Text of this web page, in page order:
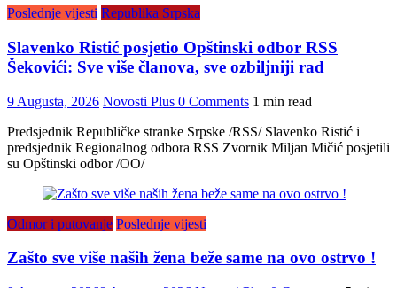
Poslednje vijesti Republika Srpska
Slavenko Ristić posjetio Opštinski odbor RSS
Šekovići: Sve više članova, sve ozbiljniji rad
9 Augusta, 2026 Novosti Plus 0 Comments 1 min read
Predsjednik Republičke stranke Srpske /RSS/ Slavenko Ristić i
predsjednik Regionalnog odbora RSS Zvornik Miljan Mičić posjetili
su Opštinski odbor /OO/
Odmor i putovanje Poslednje vijesti
Zašto sve više naših žena beže same na ovo ostrvo !